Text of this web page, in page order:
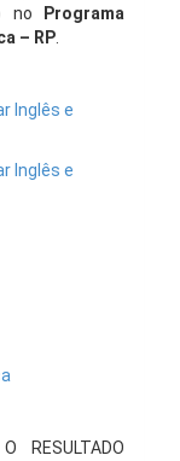
no
Programa
– RP
Inglês e
Inglês e
RESULTADO